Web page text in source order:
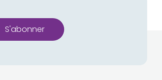
S'abonner